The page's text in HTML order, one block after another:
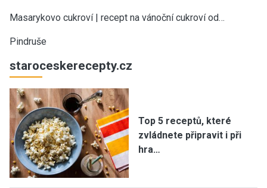
Masarykovo cukroví | recept na vánoční cukroví od…
Pindruše
staroceskerecepty.cz
Top 5 receptů, které
zvládnete připravit i při
hra…